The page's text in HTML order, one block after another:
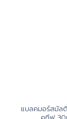
แบลคมอร์สมัล